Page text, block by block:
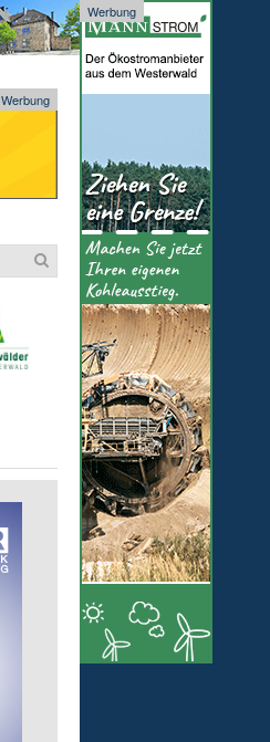
Werbung
Werbung